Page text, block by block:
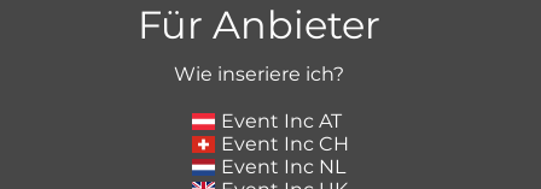
Für Anbieter
Wie inseriere ich?
Event Inc AT
Event Inc CH
Event Inc NL